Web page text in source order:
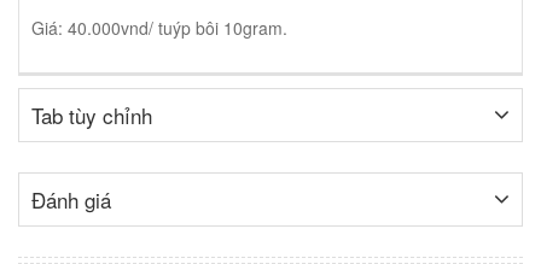
Giá: 40.000vnd/ tuýp bôi 10gram.
Tab tùy chỉnh
Đánh giá